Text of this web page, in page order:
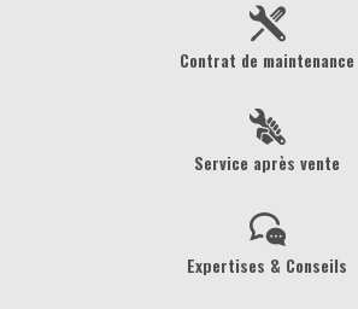
Contrat de maintenance
Service après vente
Expertises & Conseils